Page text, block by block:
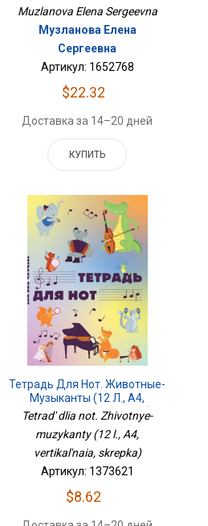
Muzlanova Elena Sergeevna
Музланова Елена
Сергеевна
Артикул: 1652768
$22.32
Доставка за 14–20 дней
КУПИТЬ
Тетрадь Для Нот. Животные-
Музыканты (12 Л., А4,
Вертикальная, Скрепка)
Tetrad' dlia not. Zhivotnye-
muzykanty (12 l., A4,
vertikal'naia, skrepka)
Артикул: 1373621
$8.62